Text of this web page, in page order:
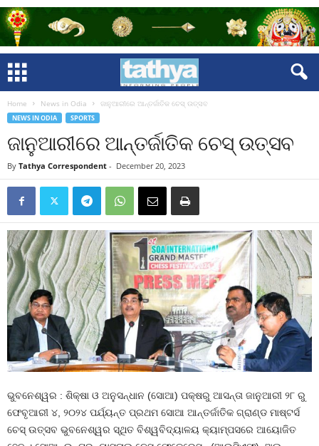
Home News in Odia ଜାନୁଆରୀରେ ଆନ୍ତର୍ଜାତିକ ଚେସ୍ ଉତ୍ସବ
NEWS IN ODIA SPORTS
ଜାନୁଆରୀରେ ଆନ୍ତର୍ଜାତିକ ଚେସ୍ ଉତ୍ସବ
By Tathya Correspondent - December 20, 2023
ଭୁବନେଶ୍ୱର : ଶିକ୍ଷା ଓ ଅନୁସନ୍ଧାନ (ସୋଆ) ପକ୍ଷରୁ ଆସନ୍ତା ଜାନୁଆରୀ ୨୮ ରୁ
ଫେବୃଆରୀ ୪, ୨୦୨୪ ପର୍ଯ୍ୟନ୍ତ ପ୍ରଥମ ସୋଆ ଆନ୍ତର୍ଜାତିକ ଗ୍ରାଣ୍ଡ ମାଷ୍ଟର୍ସ
ଚେସ୍ ଉତ୍ସବ ଭୁବନେଶ୍ୱର ସ୍ଥିତ ବିଶ୍ୱବିଦ୍ୟାଳୟ କ୍ୟାମ୍ପସରେ ଆୟୋଜିତ